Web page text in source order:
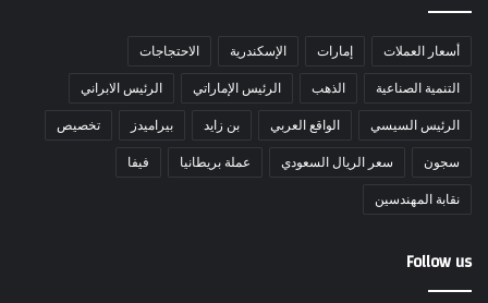
أسعار العملات إمارات الإسكندرية الاحتجاجات
التنمية الصناعية الذهب الرئيس الإماراتي الرئيس الابراني
الرئيس السيسي الواقع العربي بن زايد بيراميدز تخصيص
سجون سعر الريال السعودي عملة بريطانيا فيفا
نقابة المهندسين
Follow us